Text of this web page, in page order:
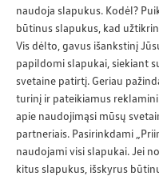
Paieškos kriterijai
Golf
naudoja slapukus. Kodėl?
būtinus slapukus, kad
Vis dėlto, gavus išankstinį
papildomi slapukai, siekiant
svetaine patirtį. Geriau
turinį ir pateikiamus
apie naudojimąsi mūsų
partneriais. Pasirinkdami
naudojami visi slapukai. Jei
kitus slapukus, išskyrus